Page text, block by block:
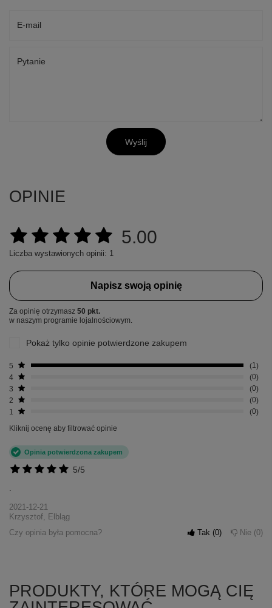
E-mail
Pytanie
Wyślij
OPINIE
5.00
Liczba wystawionych opinii: 1
Napisz swoją opinię
Za opinię otrzymasz 50 pkt.
w naszym programie lojalnościowym.
Pokaż tylko opinie potwierdzone zakupem
5
1
4
0
3
0
2
0
1
0
Kliknij ocenę aby filtrować opinie
5/5
Opinia potwierdzona zakupem
.
2021-12-21
Krzysztof, Elbląg
Czy opinia była pomocna?
Tak 0 Nie 0
PRODUKTY, KTÓRE MOGĄ CIĘ